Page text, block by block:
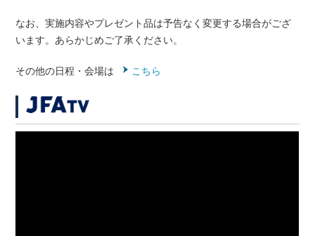
なお、実施内容やプレゼント品は予告なく変更する場合がござ
います。あらかじめご了承ください。
その他の日程・会場は こちら